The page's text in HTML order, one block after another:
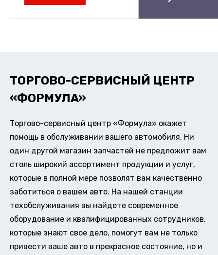
ТОРГОВО-СЕРВИСНЫЙ ЦЕНТР
«ФОРМУЛА»
Торгово-сервисный центр «Формула» окажет
помощь в обслуживании вашего автомобиля. Ни
один другой магазин запчастей не предложит вам
столь широкий ассортимент продукции и услуг,
которые в полной мере позволят вам качественно
заботиться о вашем авто. На нашей станции
техобслуживания вы найдете современное
оборудование и квалифицированных сотрудников,
которые знают свое дело, помогут вам не только
привести ваше авто в прекрасное состояние, но и